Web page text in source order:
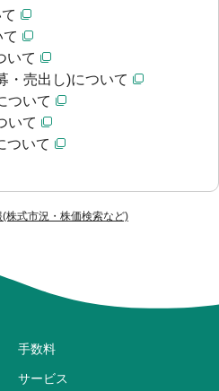
株式市況・株価検索など)
いて
・売出し)について
ついて
いて
ついて
手数料
サービス